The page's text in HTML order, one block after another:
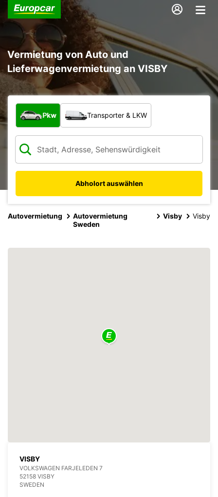
Vermietung von Auto und
Lieferwagenvermietung an VISBY
Welche Art von Fahrzeug?
Pkw Transporter & LKW
Abholort auswählen
Autovermietung
Autovermietung
Sweden
Visby Visby
VISBY
VOLKSWAGEN FARJELEDEN 7
52158 VISBY
SWEDEN